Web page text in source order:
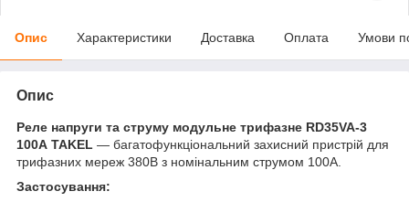
Опис Характеристики Доставка Оплата Умови
Опис
Реле напруги та струму модульне трифазне RD35VA-3
100А TAKEL — багатофункціональний захисний пристрій для
трифазних мереж 380В з номінальним струмом 100А.
Застосування: